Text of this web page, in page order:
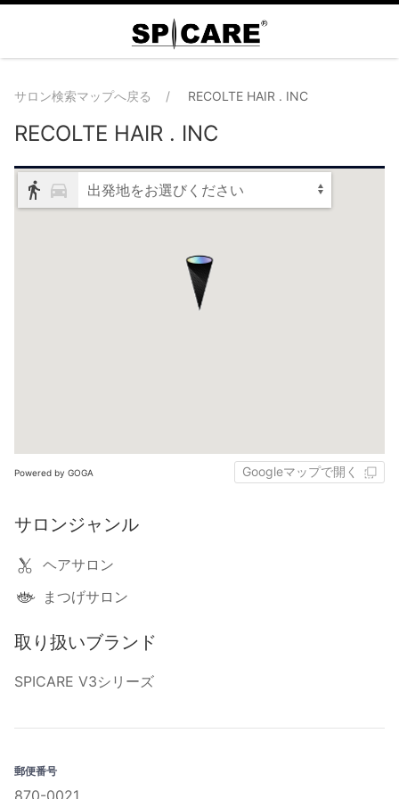
サロン検索マップへ戻る RECOLTE HAIR . INC
RECOLTE HAIR . INC
出発地をお選びください
Powered by GOGA Googleマップで開く
サロンジャンル
ヘアサロン
まつげサロン
取り扱いブランド
SPICARE V3シリーズ
郵便番号